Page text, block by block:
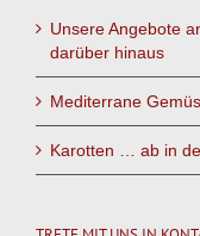
Unsere Angebote
darüber hinaus
Mediterrane
Karotten … ab in